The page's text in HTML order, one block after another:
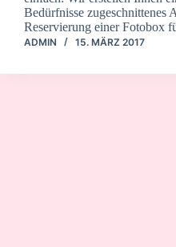
Bedürfnisse zugeschnittenes
Reservierung einer Fotobox
ADMIN 15. MÄRZ 2017